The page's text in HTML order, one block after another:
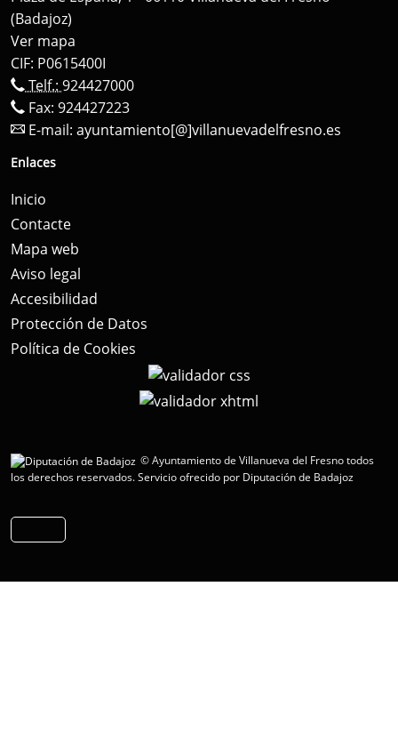
(Badajoz)
Ver mapa
CIF: P0615400I
Telf.: 924427000
Fax: 924427223
E-mail: ayuntamiento[@]villanuevadelfresno.es
Enlaces
Inicio
Contacte
Mapa web
Aviso legal
Accesibilidad
Protección de Datos
Política de Cookies
© Ayuntamiento de Villanueva del Fresno todos
los derechos reservados.Servicio ofrecido por Diputación de Badajoz